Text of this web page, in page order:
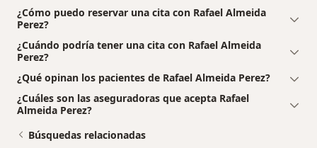
¿Cómo puedo reservar una cita con Rafael Almeida
Perez?
¿Cuándo podría tener una cita con Rafael Almeida
Perez?
¿Qué opinan los pacientes de Rafael Almeida Perez?
¿Cuáles son las aseguradoras que acepta Rafael
Almeida Perez?
Búsquedas relacionadas